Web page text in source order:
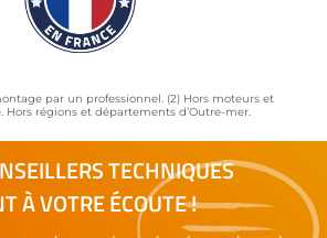
par un professionnel. (2) Hors moteurs et
Hors régions et départements d’Outre-mer.
TECHNIQUES
À VOTRE ÉCOUTE !